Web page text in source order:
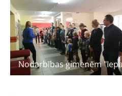
Nodarbības ģimenēm